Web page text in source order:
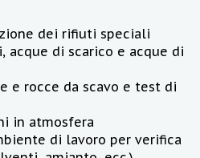
dei rifiuti speciali
acque di scarico e acque di
e rocce da scavo e test di
in atmosfera
di lavoro per verifica